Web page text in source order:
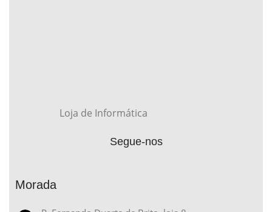
Loja de Informática
Segue-nos
Morada